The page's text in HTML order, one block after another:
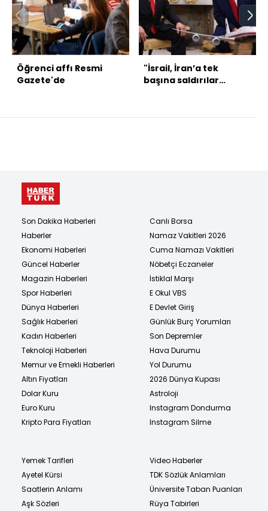
Öğrenci affı Resmi
Gazete'de
"İsrail, İran’a tek
başına saldırılar
Son Dakika Haberleri
Haberler
Ekonomi Haberleri
Güncel Haberler
Magazin Haberleri
Spor Haberleri
Dünya Haberleri
Sağlık Haberleri
Kadın Haberleri
Teknoloji Haberleri
Memur ve Emekli Haberleri
Altın Fiyatları
Dolar Kuru
Euro Kuru
Kripto Para Fiyatları
Canlı Borsa
Namaz Vakitleri 2026
Cuma Namazı Vakitleri
Nöbetçi Eczaneler
İstiklal Marşı
E Okul VBS
E Devlet Giriş
Günlük Burç Yorumları
Son Depremler
Hava Durumu
Yol Durumu
2026 Dünya Kupası
Astroloji
Instagram Dondurma
Instagram Silme
Yemek Tarifleri
Ayetel Kürsi
Saatlerin Anlamı
Aşk Sözleri
Video Haberler
TDK Sözlük Anlamları
Üniversite Taban Puanları
Rüya Tabirleri